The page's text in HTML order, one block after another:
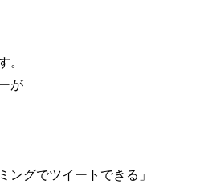
。
が
ングでツイートできる」